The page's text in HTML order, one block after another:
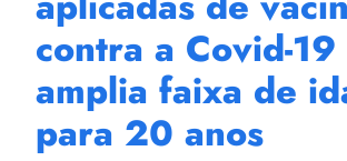
contra a Covid-19
amplia faixa de
para 20 anos